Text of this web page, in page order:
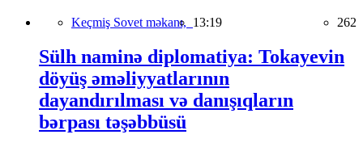
Keçmiş Sovet məkanı, 13:19 262
Sülh naminə diplomatiya: Tokayevin
döyüş əməliyyatlarının
dayandırılması və danışıqların
bərpası təşəbbüsü